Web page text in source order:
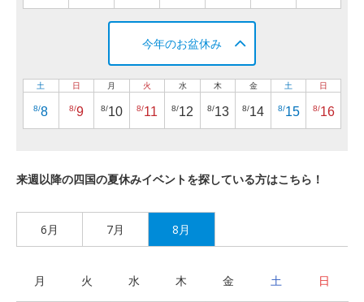
今年のお盆休み
土
8/8
日
8/9
月
8/10
火
8/11
水
8/12
木
8/13
金
8/14
土
8/15
日
8/16
来週以降の四国の夏休みイベントを探している方はこちら！
6月 7月 8月
月 火 水 木 金 土 日